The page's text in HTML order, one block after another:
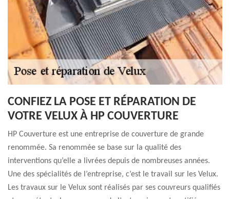
CONFIEZ LA POSE ET RÉPARATION DE
VOTRE VELUX À HP COUVERTURE
HP Couverture est une entreprise de couverture de grande
renommée. Sa renommée se base sur la qualité des
interventions qu’elle a livrées depuis de nombreuses années.
Une des spécialités de l’entreprise, c’est le travail sur les Velux.
Les travaux sur le Velux sont réalisés par ses couvreurs qualifiés